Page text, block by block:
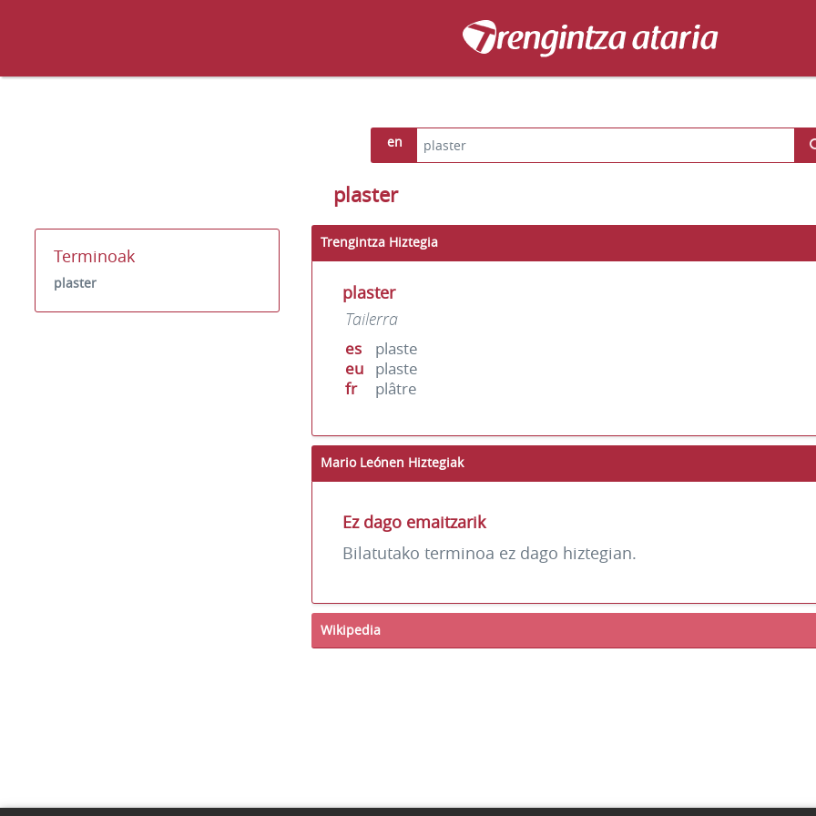
en
Terminoak
plaster
plaster
Trengintza Hiztegia
plaster
Tailerra
es
plaste
eu
plaste
fr
plâtre
Mario Leónen Hiztegiak
Ez dago emaitzarik
Bilatutako terminoa ez dago hiztegian.
Wikipedia